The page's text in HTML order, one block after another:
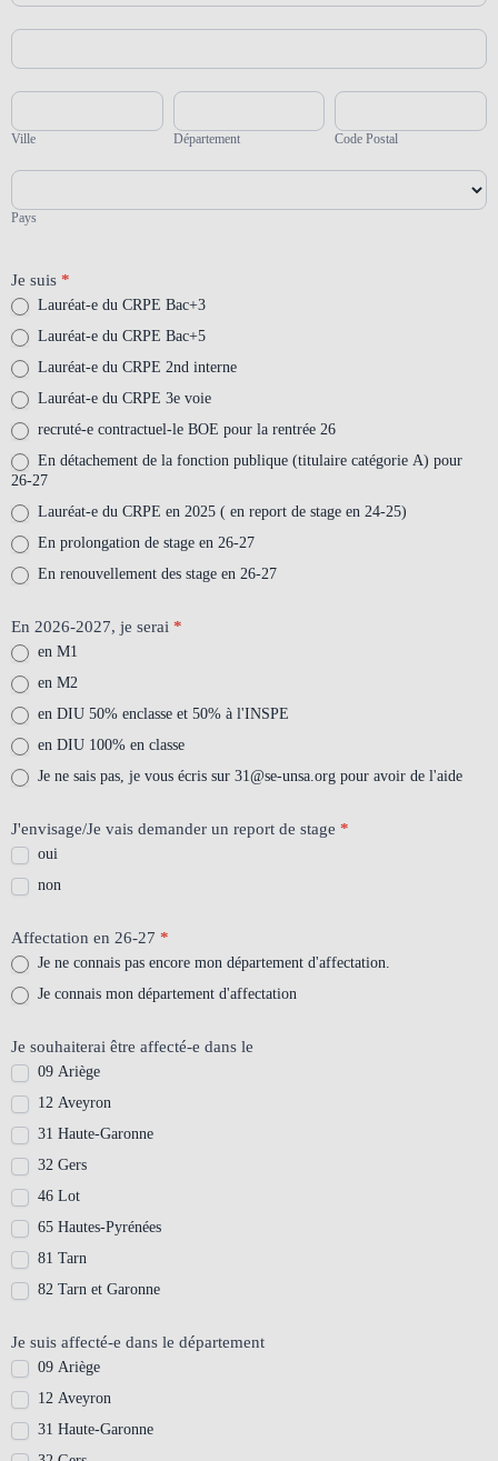
Adresse
Ville
Ville
Département
Département
Code
Code Postal
Pays
Pays
Je suis *
Lauréat-e du CRPE Bac+3
Lauréat-e du CRPE Bac+5
Lauréat-e du CRPE 2nd interne
Lauréat-e du CRPE 3e voie
recruté-e contractuel-le BOE pour la rentrée 26
En détachement de la fonction publique (titulaire catégorie A) pour
26-27
Lauréat-e du CRPE en 2025 ( en report de stage en 24-25)
En prolongation de stage en 26-27
En renouvellement des stage en 26-27
En 2026-2027, je serai *
en M1
en M2
en DIU 50% enclasse et 50% à l'INSPE
en DIU 100% en classe
Je ne sais pas, je vous écris sur 31@se-unsa.org pour avoir de l'aide
J'envisage/Je vais demander un report de stage *
oui
non
Affectation en 26-27 *
Je ne connais pas encore mon département d'affectation.
Je connais mon département d'affectation
Je souhaiterai être affecté-e dans le
09 Ariège
12 Aveyron
31 Haute-Garonne
32 Gers
46 Lot
65 Hautes-Pyrénées
81 Tarn
82 Tarn et Garonne
Je suis affecté-e dans le département
09 Ariège
12 Aveyron
31 Haute-Garonne